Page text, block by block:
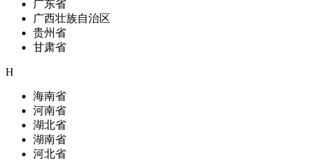
广东省
广西壮族自治区
贵州省
甘肃省
H
海南省
河南省
湖北省
湖南省
河北省